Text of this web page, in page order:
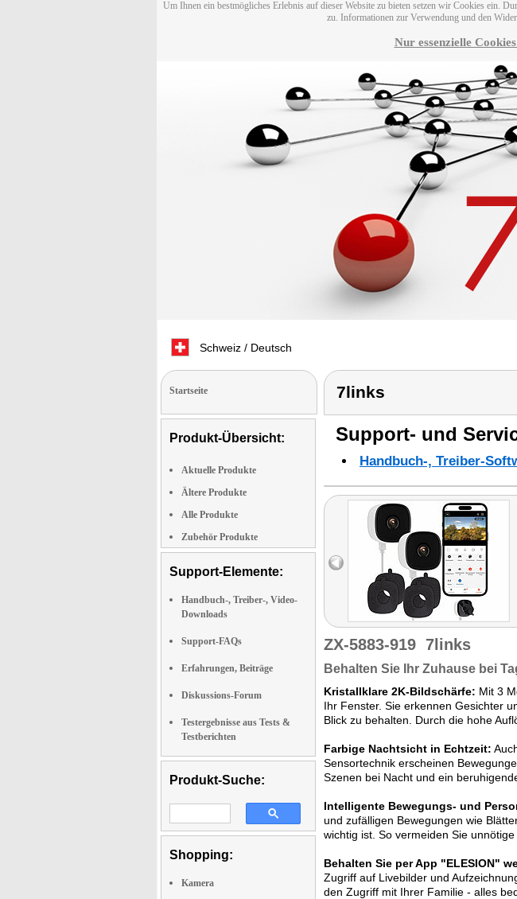
Um Ihnen ein bestmögliches Erlebnis auf dieser Website zu bieten setzen wir Cookies ein.
zu. Informationen zur Verwendung und den
Nur essenzielle
Schweiz / Deutsch
Startseite
Produkt-Übersicht:
Aktuelle Produkte
Ältere Produkte
Alle Produkte
Zubehör Produkte
Support-Elemente:
Handbuch-, Treiber-, Video-
Downloads
Support-FAQs
Erfahrungen, Beiträge
Diskussions-Forum
Testergebnisse aus Tests &
Testberichten
Produkt-Suche:
Shopping:
Kamera
7links
Support- und
Handbuch-, Treiber-
ZX-5883-919 7links
Behalten Sie Ihr Zuhause bei
Kristallklare 2K-Bildschärfe: Mit 3
Ihr Fenster. Sie erkennen Gesichter
Blick zu behalten. Durch die hohe
Farbige Nachtsicht in Echtzeit:
Sensortechnik erscheinen
Szenen bei Nacht und ein
Intelligente Bewegungs- und
und zufälligen Bewegungen wie
wichtig ist. So vermeiden Sie
Behalten Sie per App "ELESION"
Zugriff auf Livebilder und
den Zugriff mit Ihrer Familie - alles